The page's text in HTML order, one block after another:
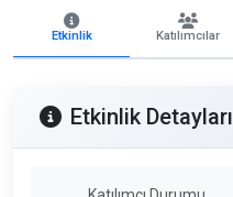
Etkinlik Katılımcılar
Etkinlik Detayları